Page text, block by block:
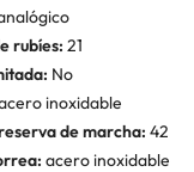
rubíes: 21
No
inoxidable
de marcha: 42
acero inoxidable